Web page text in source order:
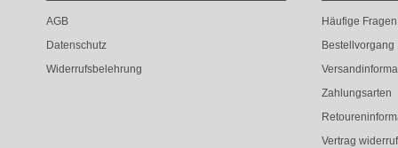
AGB
Datenschutz
Widerrufsbelehrung
Häufige Fragen
Bestellvorgang
Zahlungsarten
Vertrag